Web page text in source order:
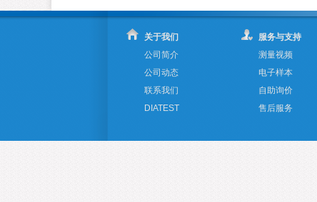
关于我们
公司简介
公司动态
联系我们
DIATEST
服务与支持
测量视频
电子样本
自助询价
售后服务